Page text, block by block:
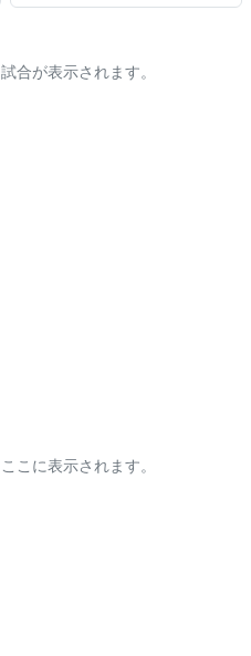
合が表示されます。
こに表示されます。